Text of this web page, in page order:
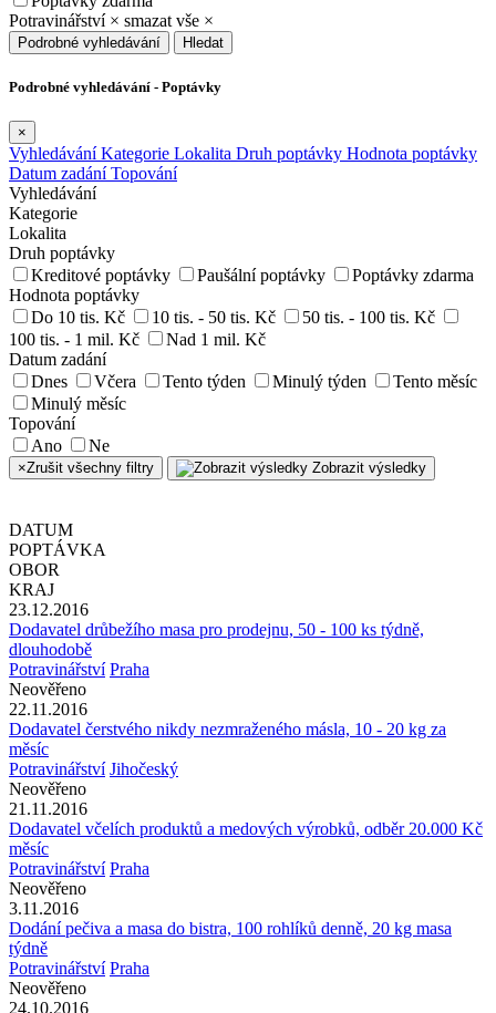
Potravinářství × smazat vše ×
Podrobné vyhledávání Hledat
Podrobné vyhledávání - Poptávky
×
Vyhledávání Kategorie Lokalita Druh poptávky Hodnota poptávky
Datum zadání Topování
Vyhledávání
Kategorie
Lokalita
Druh poptávky
Kreditové poptávky
Paušální poptávky
Poptávky zdarma
Hodnota poptávky
Do 10 tis. Kč
10 tis. - 50 tis. Kč
50 tis. - 100 tis. Kč
100 tis. - 1 mil. Kč
Nad 1 mil. Kč
Datum zadání
Dnes
Včera Tento týden Minulý týden
Tento měsíc
Minulý měsíc
Topování
Ano
Ne
×Zrušit všechny filtry Zobrazit výsledky
DATUM
POPTÁVKA
OBOR
KRAJ
23.12.2016
Dodavatel drůbežího masa pro prodejnu, 50 - 100 ks týdně,
dlouhodobě
Potravinářství Praha
Neověřeno
22.11.2016
Dodavatel čerstvého nikdy nezmraženého másla, 10 - 20 kg za
měsíc
Potravinářství Jihočeský
Neověřeno
21.11.2016
Dodavatel včelích produktů a medových výrobků, odběr 20.000 Kč
měsíc
Potravinářství Praha
Neověřeno
3.11.2016
Dodání pečiva a masa do bistra, 100 rohlíků denně, 20 kg masa
týdně
Potravinářství Praha
Neověřeno
24.10.2016